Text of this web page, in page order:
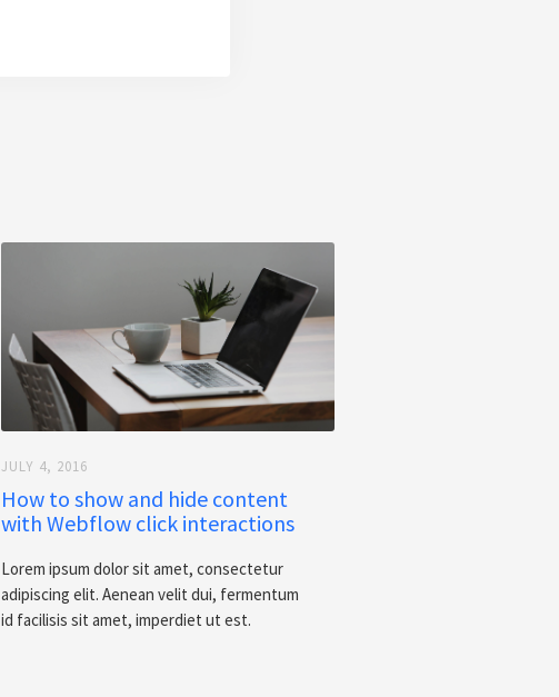
JULY 4, 2016
How to show and hide content
with Webflow click interactions
Lorem ipsum dolor sit amet, consectetur
adipiscing elit. Aenean velit dui, fermentum
id facilisis sit amet, imperdiet ut est.